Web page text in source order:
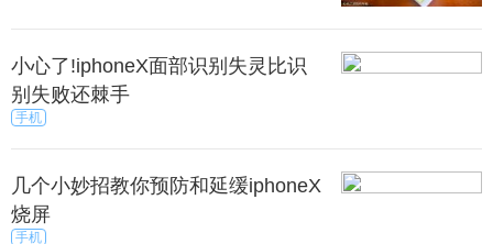
小心了!iphoneX面部识别失灵比识
别失败还棘手
手机
几个小妙招教你预防和延缓iphoneX
烧屏
手机